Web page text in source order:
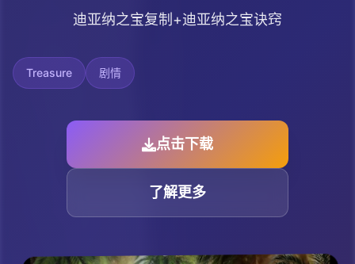
迪亚纳之宝复制+迪亚纳之宝诀窍
Treasure 剧情
点击下载
了解更多